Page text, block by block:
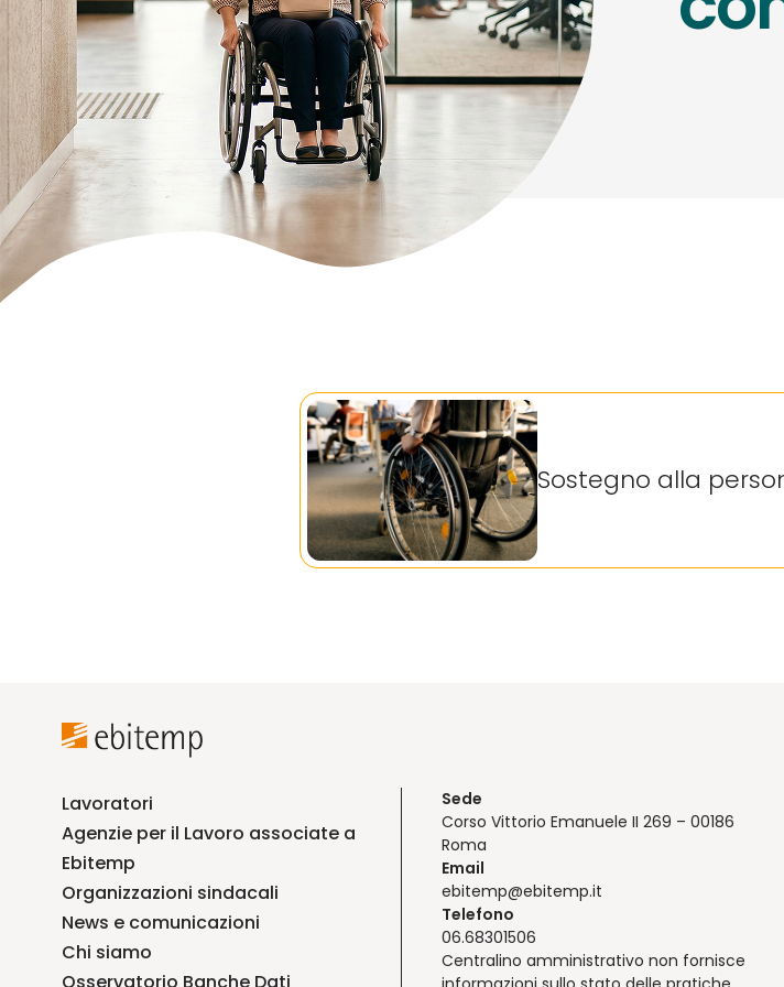
Sostegno alla
Lavoratori
Agenzie per il Lavoro associate a
Ebitemp
Organizzazioni sindacali
News e comunicazioni
Chi siamo
Sede
Corso Vittorio Emanuele II 269 – 00186
Roma
Email
ebitemp@ebitemp.it
Telefono
06.68301506
Centralino amministrativo non fornisce